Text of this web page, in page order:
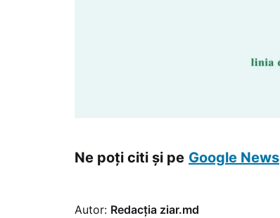
Ne poți citi și pe Google News
Autor: Redacția ziar.md